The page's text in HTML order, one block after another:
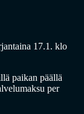
17.1. klo
paikan päällä
per